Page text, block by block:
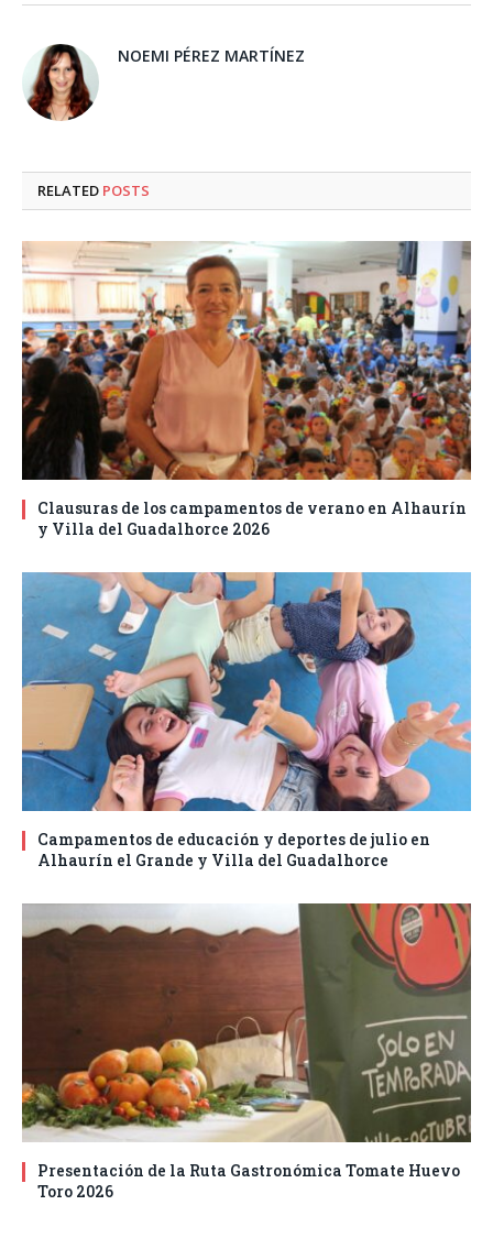
NOEMI PÉREZ MARTÍNEZ
RELATED POSTS
Clausuras de los campamentos de verano en Alhaurín
y Villa del Guadalhorce 2026
Campamentos de educación y deportes de julio en
Alhaurín el Grande y Villa del Guadalhorce
Presentación de la Ruta Gastronómica Tomate Huevo
Toro 2026